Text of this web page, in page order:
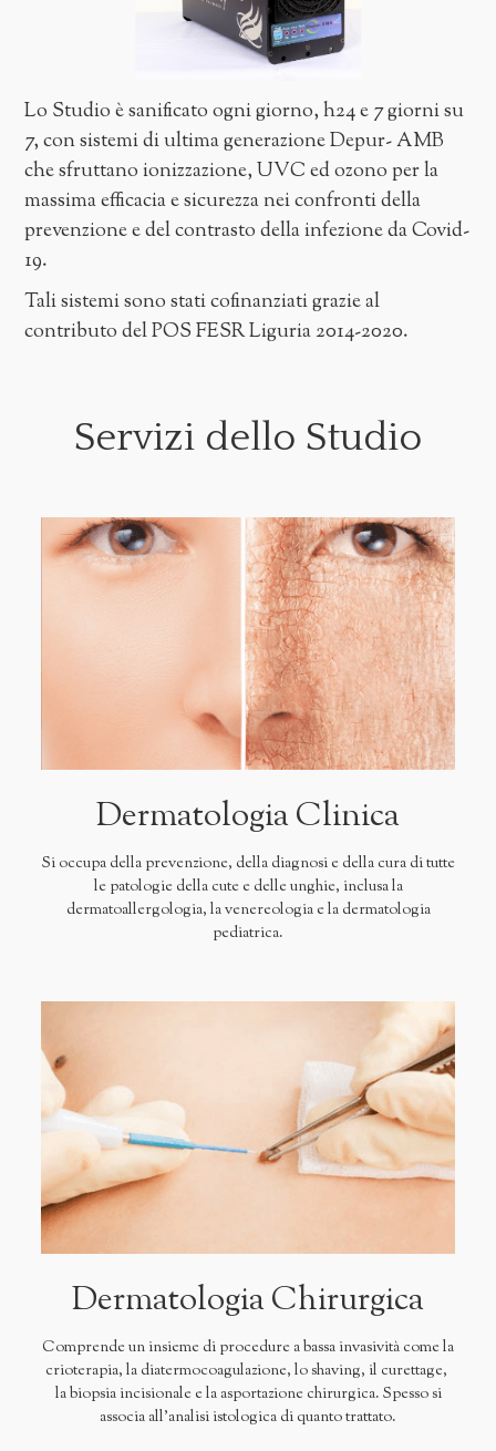
Lo Studio è sanificato ogni giorno, h24 e 7 giorni su
7, con sistemi di ultima generazione Depur- AMB
che sfruttano ionizzazione, UVC ed ozono per la
massima efficacia e sicurezza nei confronti della
prevenzione e del contrasto della infezione da Covid-
19.
Tali sistemi sono stati cofinanziati grazie al
contributo del POS FESR Liguria 2014-2020.
Servizi dello Studio
Dermatologia Clinica
Si occupa della prevenzione, della diagnosi e della cura di tutte
le patologie della cute e delle unghie, inclusa la
dermatoallergologia, la venereologia e la dermatologia
pediatrica.
Dermatologia Chirurgica
Comprende un insieme di procedure a bassa invasività come la
crioterapia, la diatermocoagulazione, lo shaving, il curettage,
la biopsia incisionale e la asportazione chirurgica. Spesso si
associa all'analisi istologica di quanto trattato.